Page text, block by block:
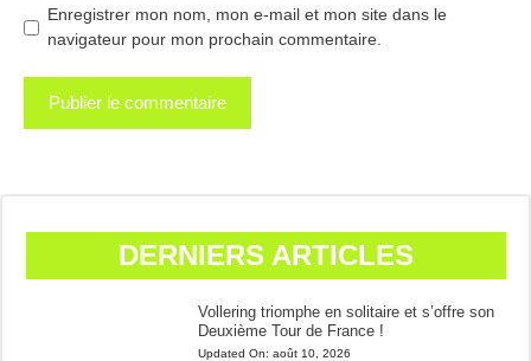
Enregistrer mon nom, mon e-mail et mon site dans le
navigateur pour mon prochain commentaire.
DERNIERS ARTICLES
Vollering triomphe en solitaire et s’offre son
Deuxième Tour de France !
Updated On: août 10, 2026